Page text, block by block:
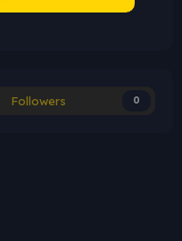
Followers 0